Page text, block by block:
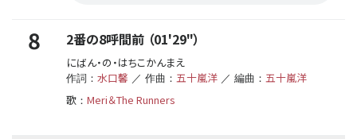
8 2番の8呼間前 （01'29"）
にばん・の・はちこかんまえ
作詞： 水口馨 ／ 作曲： 五十嵐洋 ／ 編曲： 五十嵐洋
歌 ： Meri＆The Runners